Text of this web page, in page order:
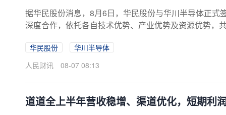
据华民股份消息，8月6日，华民股份与华川半导体正
深度合作，依托各自技术优势、产业优势及资源优势，
华民股份
华川半导体
人民财讯
08-07 08:13
道道全上半年营收稳增、渠道优化，短期利